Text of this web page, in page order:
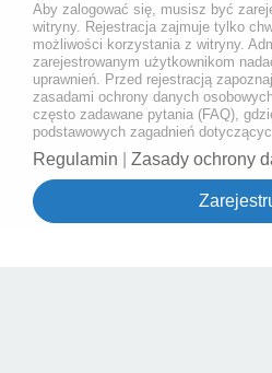
Aby zalogować się, musisz być
witryny. Rejestracja zajmuje tylko
możliwości korzystania z witryny.
zarejestrowanym użytkownikom
uprawnień. Przed rejestracją
zasadami ochrony danych
często zadawane pytania (FAQ),
podstawowych zagadnień
Regulamin Zasady ochrony